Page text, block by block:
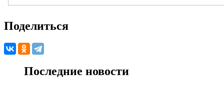
Поделиться
Последние новости